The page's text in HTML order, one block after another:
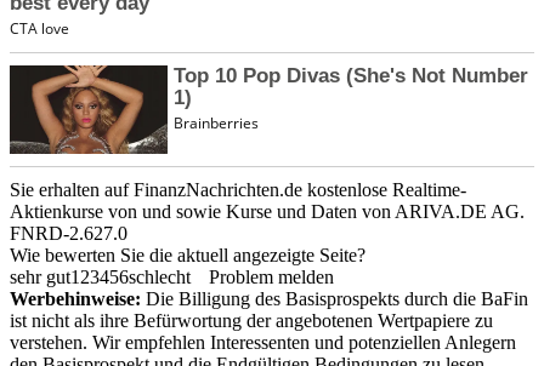
Sie erhalten auf FinanzNachrichten.de kostenlose Realtime-
Aktienkurse von und sowie Kurse und Daten von ARIVA.DE AG.
FNRD-2.627.0
Wie bewerten Sie die aktuell angezeigte Seite?
sehr gut1 23456schlecht
Problem melden
Werbehinweise: Die Billigung des Basisprospekts durch die BaFin
ist nicht als ihre Befürwortung der angebotenen Wertpapiere zu
verstehen. Wir empfehlen Interessenten und potenziellen Anlegern